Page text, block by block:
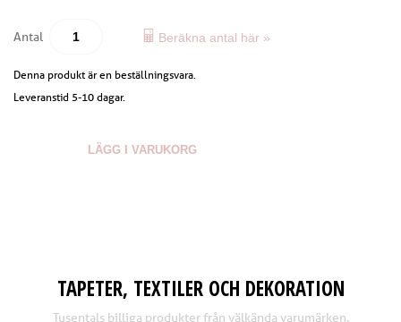
Antal Beräkna antal här »
Denna produkt är en beställningsvara.
Leveranstid 5-10 dagar.
LÄGG I VARUKORG
TAPETER, TEXTILER OCH DEKORATION
Tusentals billiga produkter från välkända varumärken.